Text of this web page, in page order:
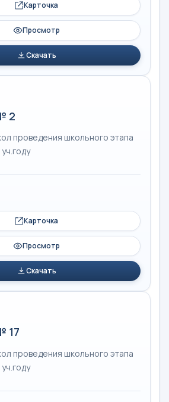
Карточка
Просмотр
Скачать
2
проведения школьного этапа
Карточка
Просмотр
Скачать
17
проведения школьного этапа